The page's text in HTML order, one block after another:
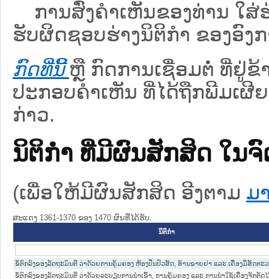
ການສົ່ງຄໍາເຫັນຂອງທ່ານ ໃສ່
ຮັບຜິດຊອບຮ່າງນິຕິກຳ ຂອງອົງ
ກົດທີ່ນີ້ ຫຼື ກົດການເຊື່ອມຕໍ່ ທີ່ຢູ່ຂ້
ປະກອບຄຳເຫັນ ທີ່ໄດ້ຖືກພີມເຜີ
ກ່າວ.
ນິຕິກໍາ ທີ່ມີຜົນສັກສິດ ໃນ
(ເພື່ອໃຫ້ມີຜົນສັກສິດ ອີງຕາມ ມ
ສະແດງ 1361-1370 ຂອງ 1470 ຜົນທີ່ໄດ້ຮັບ.
ນິຕິກໍາ
ຂໍ້ຕົກລົງຂອງລັດຖະມົນຕີ ວ່າດ້ວຍການຄຸ້ມຄອງ ຫ້ອງປິ່ນປົວສັດ, ຮ້ານຂາຍຢາ ແລະ ເຄື່ອງມືສັດຕະ
ຂໍ້ຕົກລົງຂອງລັດຖະມົນຕີ ວ່າດ້ວຍລະບຽບການນໍາເຂົ້າ, ການຄຸ້ມຄອງ ແລະ ການນໍາໃຊ້ເຄື່ອງຈັກຕັດ